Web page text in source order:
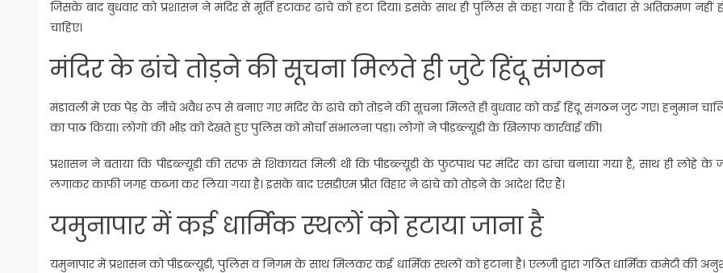
जिसके बाद बुधवार को प्रशासन ने मंदिर से मूर्ति हटाकर ढांचे को हटा दिया। इसके साथ ही पुलिस से कहा गया है कि दोबारा से अतिक्रमण नहीं
चाहिए।
मंदिर के ढांचे तोड़ने की सूचना मिलते ही जुटे हिंदू संगठन
मंडावली में एक पेड़ के नीचे अवैध रूप से बनाए गए मंदिर के ढांचे को तोड़ने की सूचना मिलते ही बुधवार को कई हिंदू संगठन जुट गए। हनुमान
का पाठ किया। लोगों की भीड़ को देखते हुए पुलिस को मोर्चा संभालना पड़ा। लोगों ने पीडब्ल्यूडी के खिलाफ कार्रवाई की।
प्रशासन ने बताया कि पीडब्ल्यूडी की तरफ से शिकायत मिली थी कि पीडब्ल्यूडी के फुटपाथ पर मंदिर का ढांचा बनाया गया है, साथ ही लोहे के
लगाकर काफी जगह कब्जा कर लिया गया है। इसके बाद एसडीएम प्रीत विहार ने ढांचे को तोड़ने के आदेश दिए हैं।
यमुनापार में कई धार्मिक स्थलों को हटाया जाना है
यमुनापार में प्रशासन को पीडब्ल्यूडी, पुलिस व निगम के साथ मिलकर कई धार्मिक स्थलों को हटाना है। एलजी द्वारा गठित धार्मिक कमेटी की